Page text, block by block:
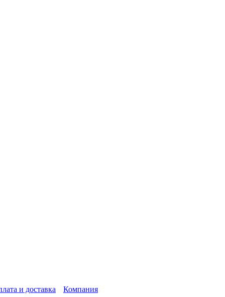
и доставка Компания